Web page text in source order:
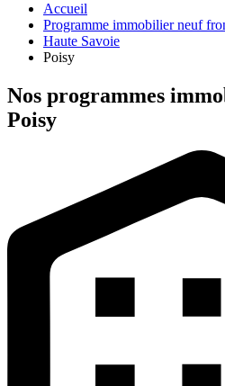
Accueil
Programme immobilier neuf
Haute Savoie
Poisy
Nos programmes
Poisy